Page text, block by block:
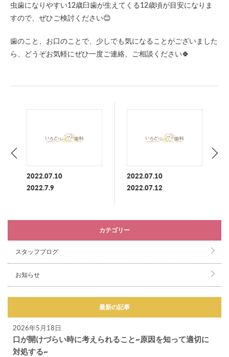
虫歯になりやすい12歳臼歯が生えてくる12歳頃が目安になりま
すので、ぜひご検討ください😊
歯のこと、お口のことで、少しでも気になることがございました
ら、どうぞお気軽にぜひ一度ご連絡、ご相談ください🍀
2022.07.10
2022.7.9
2022.07.10
2022.07.12
カテゴリー
スタッフブログ
お知らせ
最新の記事
2026年5月18日
口が開けづらい時に考えられること~原因を知って適切に
対処する~